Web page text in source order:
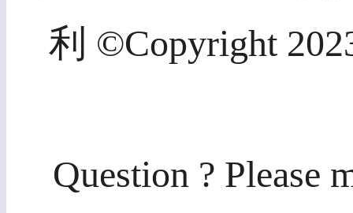
利 ©Copyright
Question ? Please